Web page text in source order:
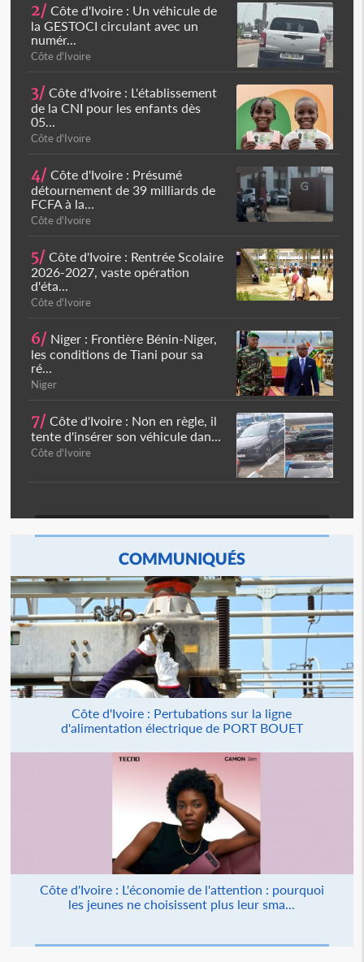
2/ Côte d'Ivoire : Un véhicule de
la GESTOCI circulant avec un
numér...
Côte d'Ivoire
3/ Côte d'Ivoire : L'établissement
de la CNI pour les enfants dès
05...
Côte d'Ivoire
4/ Côte d'Ivoire : Présumé
détournement de 39 milliards de
FCFA à la...
Côte d'Ivoire
5/ Côte d'Ivoire : Rentrée Scolaire
2026-2027, vaste opération
d'éta...
Côte d'Ivoire
6/ Niger : Frontière Bénin-Niger,
les conditions de Tiani pour sa
ré...
Niger
7/ Côte d'Ivoire : Non en règle, il
tente d'insérer son véhicule dan...
Côte d'Ivoire
COMMUNIQUÉS
Côte d'Ivoire : Pertubations sur la ligne
d'alimentation électrique de PORT BOUET
Côte d'Ivoire : L'économie de l'attention : pourquoi
les jeunes ne choisissent plus leur sma...